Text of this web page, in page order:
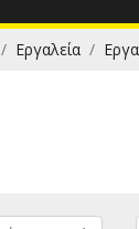
Εργαλεία